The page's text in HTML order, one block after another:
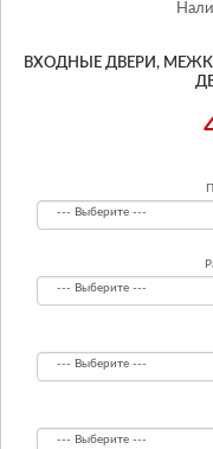
ВХОДНЫЕ ДВЕРИ,